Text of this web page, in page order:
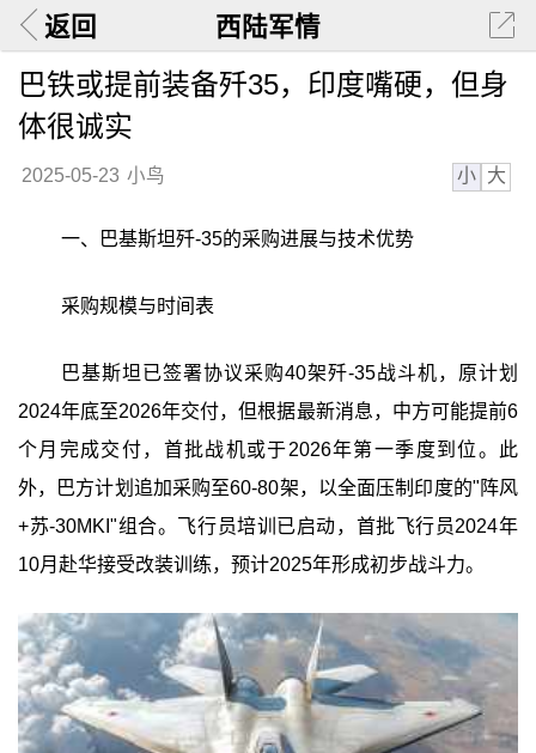
返回 西陆军情
巴铁或提前装备歼35，印度嘴硬，但身
体很诚实
2025-05-23 小鸟 小 大
一、巴基斯坦歼-35的采购进展与技术优势
采购规模与时间表
巴基斯坦已签署协议采购40架歼-35战斗机，原计划
2024年底至2026年交付，但根据最新消息，中方可能提前6
个月完成交付，首批战机或于2026年第一季度到位。此
外，巴方计划追加采购至60-80架，以全面压制印度的"阵风
+苏-30MKI"组合。飞行员培训已启动，首批飞行员2024年
10月赴华接受改装训练，预计2025年形成初步战斗力。